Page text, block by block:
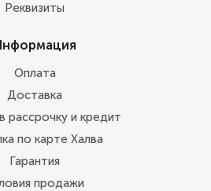
Реквизиты
Оплата
Доставка
рассрочку и кредит
по карте Халва
Гарантия
продажи